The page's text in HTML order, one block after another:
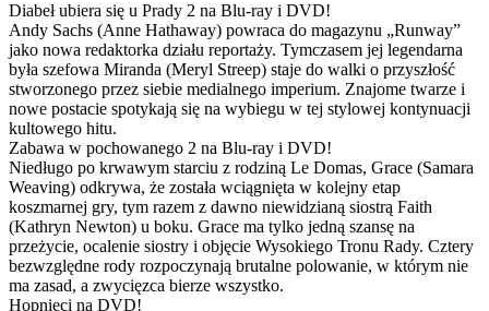
Diabeł ubiera się u Prady 2 na Blu-ray i DVD!
Andy Sachs (Anne Hathaway) powraca do magazynu „Runway”
jako nowa redaktorka działu reportaży. Tymczasem jej legendarna
była szefowa Miranda (Meryl Streep) staje do walki o przyszłość
stworzonego przez siebie medialnego imperium. Znajome twarze i
nowe postacie spotykają się na wybiegu w tej stylowej kontynuacji
kultowego hitu.
Zabawa w pochowanego 2 na Blu-ray i DVD!
Niedługo po krwawym starciu z rodziną Le Domas, Grace (Samara
Weaving) odkrywa, że została wciągnięta w kolejny etap
koszmarnej gry, tym razem z dawno niewidzianą siostrą Faith
(Kathryn Newton) u boku. Grace ma tylko jedną szansę na
przeżycie, ocalenie siostry i objęcie Wysokiego Tronu Rady. Cztery
bezwzględne rody rozpoczynają brutalne polowanie, w którym nie
ma zasad, a zwycięzca bierze wszystko.
Hopnięci na DVD!